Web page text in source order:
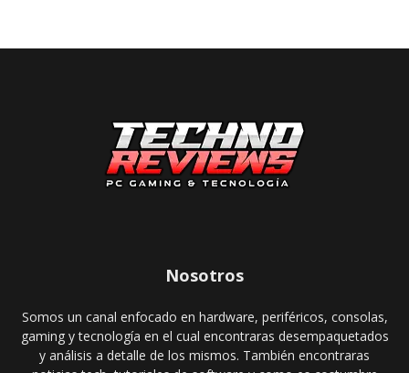
Nosotros
Somos un canal enfocado en hardware, periféricos, consolas,
gaming y tecnología en el cual encontraras desempaquetados
y análisis a detalle de los mismos. También encontraras